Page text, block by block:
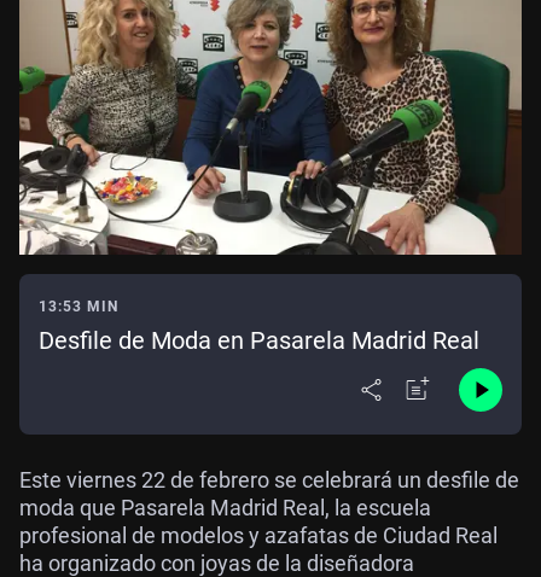
13:53 MIN
Desfile de Moda en Pasarela Madrid Real
Este viernes 22 de febrero se celebrará un desfile de
moda que Pasarela Madrid Real, la escuela
profesional de modelos y azafatas de Ciudad Real
ha organizado con joyas de la diseñadora